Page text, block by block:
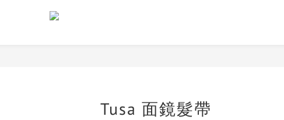
Tusa 面鏡髮帶